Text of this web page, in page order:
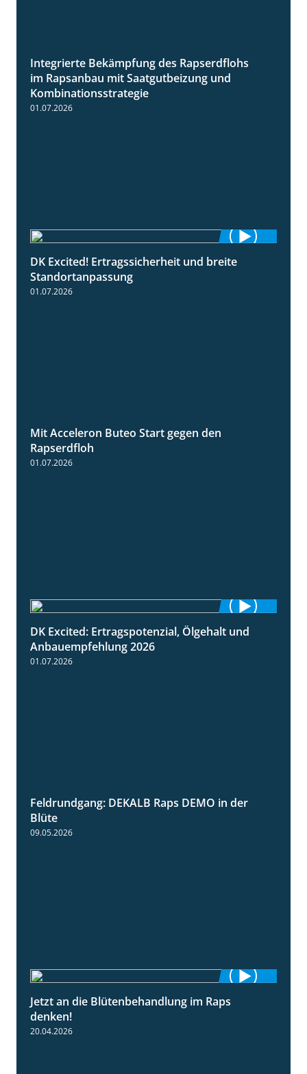
2:31
Integrierte Bekämpfung des Rapserdflohs
im Rapsanbau mit Saatgutbeizung und
Kombinationsstrategie
01.07.2026
2:41
DK Excited! Ertragssicherheit und breite
Standortanpassung
01.07.2026
Mit Acceleron Buteo Start gegen den
Rapserdfloh
01.07.2026
1:46
DK Excited: Ertragspotenzial, Ölgehalt und
Anbauempfehlung 2026
01.07.2026
2:37
Feldrundgang: DEKALB Raps DEMO in der
Blüte
09.05.2026
Jetzt an die Blütenbehandlung im Raps
denken!
20.04.2026